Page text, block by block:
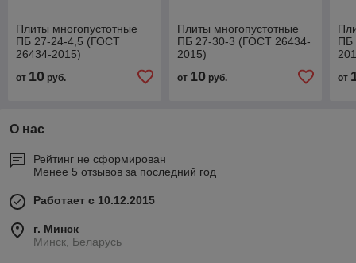
Плиты многопустотные
ПБ 27-24-4,5 (ГОСТ
26434-2015)
от 10 руб.
Плиты многопустотные
ПБ 27-30-3 (ГОСТ 26434-
2015)
от 10руб.
ПБ
от
О нас
Рейтинг не сформирован
Менее 5 отзывов за последний год
Работает с 10.12.2015
г. Минск
Минск, Беларусь